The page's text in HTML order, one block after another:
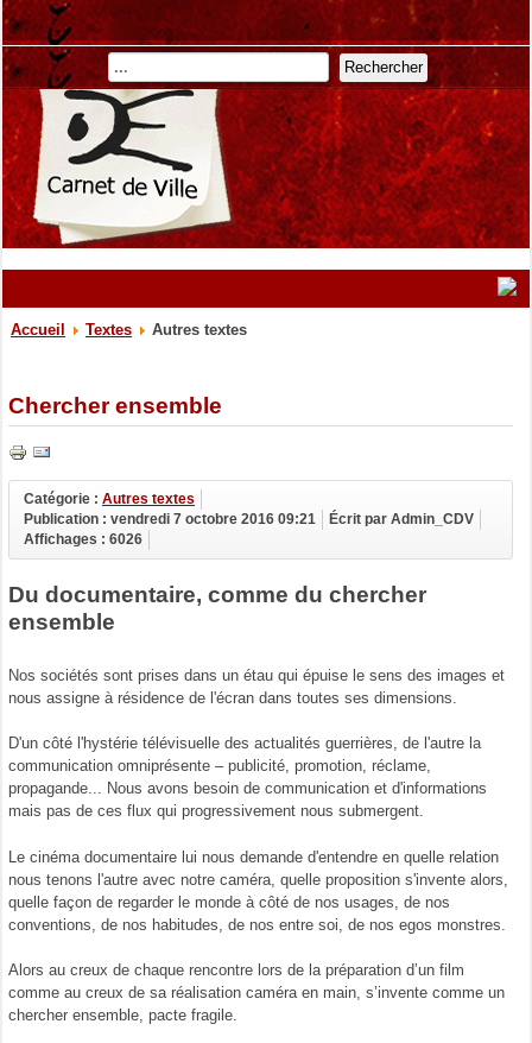
Rechercher
Accueil Textes Autres textes
Chercher ensemble
Catégorie : Autres textes
Publication : vendredi 7 octobre 2016 09:21
Écrit par Admin_CDV
Affichages : 6026
Du documentaire, comme du chercher
ensemble
Nos sociétés sont prises dans un étau qui épuise le sens des images et
nous assigne à résidence de l'écran dans toutes ses dimensions.
D'un côté l'hystérie télévisuelle des actualités guerrières, de l'autre la
communication omniprésente – publicité, promotion, réclame,
propagande... Nous avons besoin de communication et d'informations
mais pas de ces flux qui progressivement nous submergent.
Le cinéma documentaire lui nous demande d'entendre en quelle relation
nous tenons l'autre avec notre caméra, quelle proposition s'invente alors,
quelle façon de regarder le monde à côté de nos usages, de nos
conventions, de nos habitudes, de nos entre soi, de nos egos monstres.
Alors au creux de chaque rencontre lors de la préparation d’un film
comme au creux de sa réalisation caméra en main, s’invente comme un
chercher ensemble, pacte fragile.